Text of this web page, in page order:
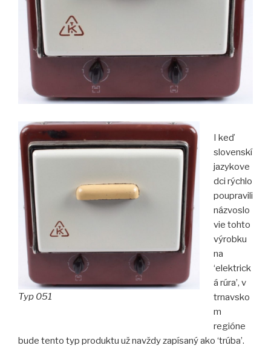
Typ 051
I keď
slovenskí
jazykove
dci rýchlo
poupravili
názvoslo
vie tohto
výrobku
na
‘elektrick
á rúra’, v
trnavsko
m
regióne
bude tento typ produktu už navždy zapísaný ako ‘trúba’.